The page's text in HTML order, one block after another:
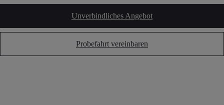
Unverbindliches Angebot
Probefahrt vereinbaren